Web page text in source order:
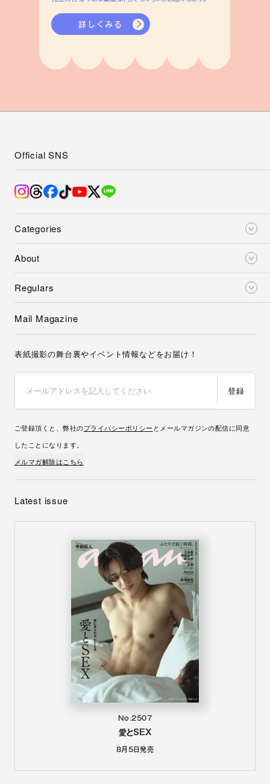
詳しくみる
Categories
About
Regulars
Official SNS
Mail Magazine
表紙撮影の舞台裏やイベント情報などをお届け！
登録
ご登録頂くと、弊社のプライバシーポリシー とメールマガジンの配信に同意
したことになります。
メルマガ解除はこちら
Latest issue
No.2507
愛とSEX
8月5日発売